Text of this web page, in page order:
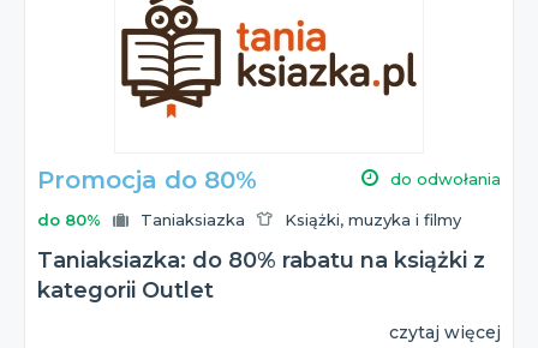
Promocja do 80% do odwołania
do 80% Taniaksiazka Książki, muzyka i filmy
Taniaksiazka: do 80% rabatu na książki z
kategorii Outlet
czytaj więcej